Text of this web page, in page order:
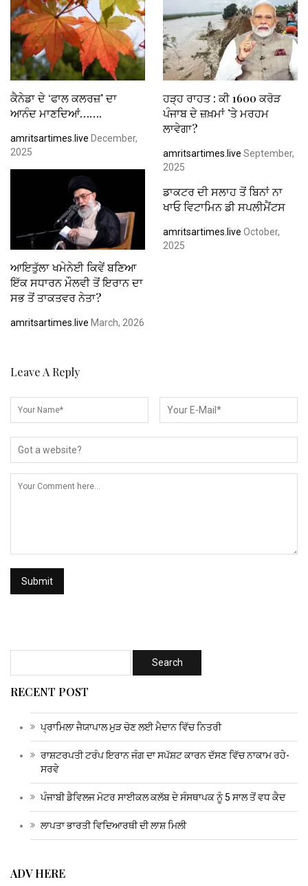
ਕੈਨੇਡਾ ਦੇ ‘ਫਾਲ ਕਲਰਜ਼’ ਦਾ
ਆਨੰਦ ਮਾਣਦਿਆਂ…….
amritsartimes.live December,
2025
ਹੜ੍ਹ ਰਾਹਤ : ਕੀ 1600 ਕਰੋੜ
ਪੰਜਾਬ ਦੇ ਜ਼ਖ਼ਮਾਂ ’ਤੇ ਮਰਹਮ
ਲਾਵੇਗਾ?
amritsartimes.live September,
2025
ਆਇਤੁੱਲਾ ਖਮੇਨੇਈ ਕਿਵੇਂ ਬਣਿਆ
ਇੱਕ ਸਧਾਰਨ ਮੌਲਵੀ ਤੋਂ ਇਰਾਨ ਦਾ
ਸਭ ਤੋਂ ਤਾਕਤਵਰ ਨੇਤਾ?
amritsartimes.live March, 2026
ਡਾਕਟਰ ਦੀ ਸਲਾਹ ਤੋਂ ਬਿਨਾਂ ਨਾ
ਖਾਓ ਵਿਟਾਮਿਨ ਡੀ ਸਪਲੀਮੈਂਟਸ
amritsartimes.live October,
2025
Leave A Reply
RECENT POST
ਪ੍ਰਾਮਿਲਾ ਜੈਯਾਪਾਲ ਮੁੜ ਚੋਣ ਲਈ ਮੈਦਾਨ ਵਿੱਚ ਨਿਤਰੀ
ਰਾਸ਼ਟਰਪਤੀ ਟਰੰਪ ਇਰਾਨ ਜੰਗ ਦਾ ਸਪੱਸ਼ਟ ਕਾਰਨ ਦੱਸਣ ਵਿੱਚ ਨਾਕਾਮ ਰਹੇ-
ਸਰਵੇ
ਪੰਜਾਬੀ ਡੈਵਿਲਜ ਮੋਟਰ ਸਾਈਕਲ ਕਲੱਬ ਦੇ ਸੰਸਥਾਪਕ ਨੂੰ 5 ਸਾਲ ਤੋਂ ਵਧ ਕੈਦ
ਲਾਪਤਾ ਭਾਰਤੀ ਵਿਦਿਆਰਥੀ ਦੀ ਲਾਸ਼ ਮਿਲੀ
ADV HERE